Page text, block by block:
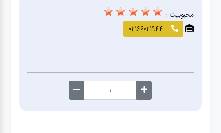
صافکاری
و نقاشی
کارواش
محبوبیت :
02166021944